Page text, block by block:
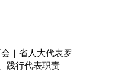
｜省人大代表罗
践行代表职责